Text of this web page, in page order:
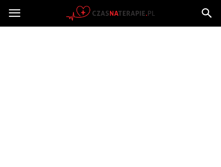
Czasnaterapie.pl